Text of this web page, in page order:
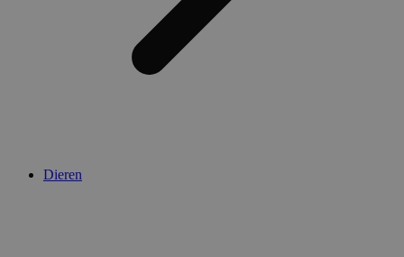
Dieren